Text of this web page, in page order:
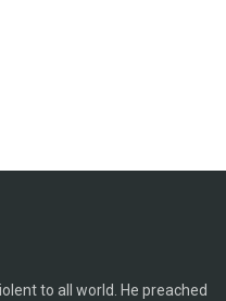
to all world. He preached